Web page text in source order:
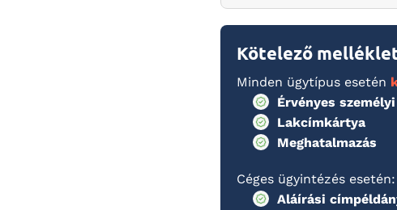
Kötelező
Minden ügytípus esetén
Érvényes
Lakcímkártya
Meghatalmazás
Céges ügyintézés esetén:
Aláírási